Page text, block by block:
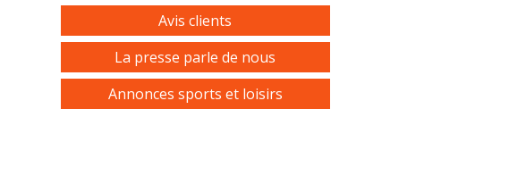
Avis clients
La presse parle de nous
Annonces sports et loisirs